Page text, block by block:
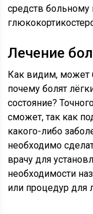
средств больному
Лечение
Как видим, может
почему болят
состояние?
сможет, так как
какого-либо
необходимо
врачу для
необходимости
или процедур для